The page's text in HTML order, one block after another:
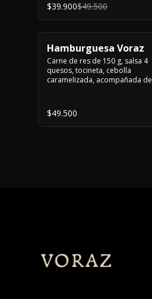
$39.900$49.500
Hamburguesa Voraz
Carne de res de 150 g, salsa 4
quesos, tocineta, cebolla
caramelizada, acompañada de
$49.500